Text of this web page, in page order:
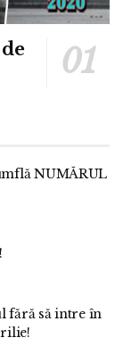
NUMĂRUL
fără să intre în